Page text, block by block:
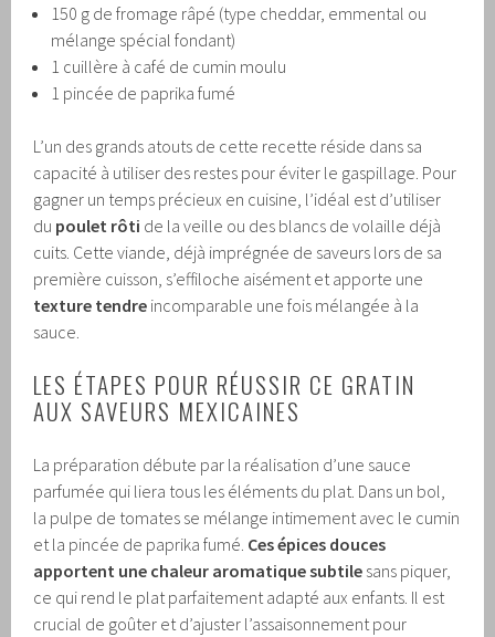
150 g de fromage râpé (type cheddar, emmental ou
mélange spécial fondant)
1 cuillère à café de cumin moulu
1 pincée de paprika fumé
L’un des grands atouts de cette recette réside dans sa
capacité à utiliser des restes pour éviter le gaspillage. Pour
gagner un temps précieux en cuisine, l’idéal est d’utiliser
du poulet rôti de la veille ou des blancs de volaille déjà
cuits. Cette viande, déjà imprégnée de saveurs lors de sa
première cuisson, s’effiloche aisément et apporte une
texture tendre incomparable une fois mélangée à la
sauce.
LES ÉTAPES POUR RÉUSSIR CE GRATIN
AUX SAVEURS MEXICAINES
La préparation débute par la réalisation d’une sauce
parfumée qui liera tous les éléments du plat. Dans un bol,
la pulpe de tomates se mélange intimement avec le cumin
et la pincée de paprika fumé. Ces épices douces
apportent une chaleur aromatique subtile sans piquer,
ce qui rend le plat parfaitement adapté aux enfants. Il est
crucial de goûter et d’ajuster l’assaisonnement pour